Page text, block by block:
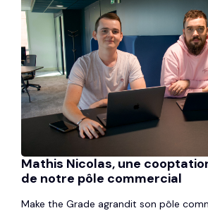
Mathis Nicolas, une
de notre pôle commercial
Make the Grade agrandit son pôle